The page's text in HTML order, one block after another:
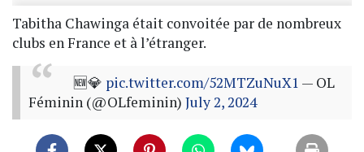
Tabitha Chawinga était convoitée par de nombreux
clubs en France et à l’étranger.
🆕💎 pic.twitter.com/52MTZuNuX1 — OL
Féminin (@OLfeminin) July 2, 2024